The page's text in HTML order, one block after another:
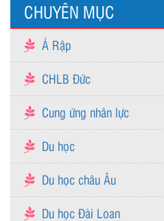
CHUYÊN MỤC
Ả Rập
CHLB Đức
Cung ứng nhân lực
Du học
Du học châu Âu
Du học Đài Loan